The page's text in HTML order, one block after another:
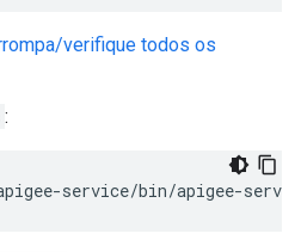
verifique todos os
:
service/bin/apigee-